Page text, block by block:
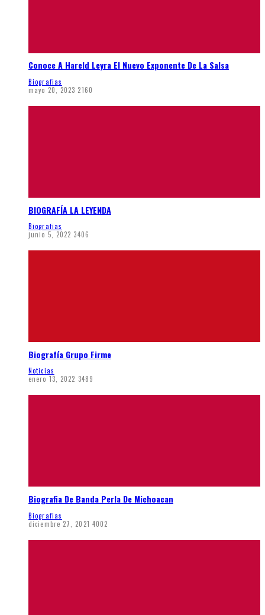
Conoce A Hareld Leyra El Nuevo Exponente De La Salsa
Biografias
mayo 20, 2023 2160
BIOGRAFÍA LA LEYENDA
Biografias
junio 5, 2022 3406
Biografía Grupo Firme
Noticias
enero 13, 2022 3489
Biografia De Banda Perla De Michoacan
Biografias
diciembre 27, 2021 4002